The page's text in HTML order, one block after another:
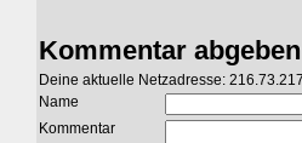
Kommentar abgeben
Deine aktuelle Netzadresse:
Name
Kommentar